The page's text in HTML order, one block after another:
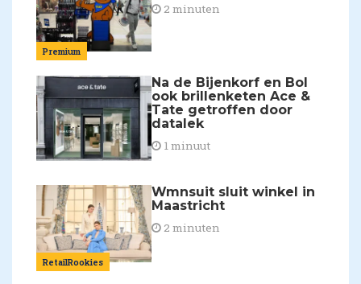
Premium
2 minuten
Na de Bijenkorf en Bol
ook brillenketen Ace &
Tate getroffen door
datalek
1 minuut
RetailRookies
Wmnsuit sluit winkel in
Maastricht
2 minuten